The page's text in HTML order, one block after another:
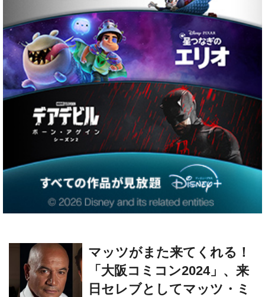
マッツがまた来てくれる！
「大阪コミコン2024」、来
日セレブとしてマッツ・ミ